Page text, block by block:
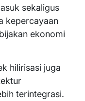
sekaligus
kepercayaan
ekonomi
hilirisasi juga
terintegrasi.